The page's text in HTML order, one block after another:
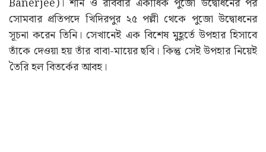
Banerjee)। শনি ও রবিবার একাধিক পুজো উদ্বোধনের পর
সোমবার প্রতিপদে খিদিরপুর ২৫ পল্লী থেকে পুজো উদ্বোধনের
সূচনা করেন তিনি। সেখানেই এক বিশেষ মুহূর্তে উপহার হিসাবে
তাঁকে দেওয়া হয় তাঁর বাবা-মায়ের ছবি। কিন্তু সেই উপহার নিয়েই
তৈরি হল বিতর্কের আবহ।